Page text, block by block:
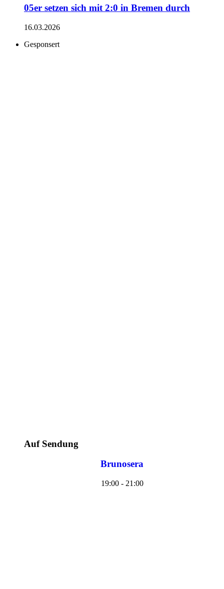
05er setzen sich mit 2:0 in Bremen durch
16.03.2026
Gesponsert
Auf Sendung
Brunosera
19:00 - 21:00